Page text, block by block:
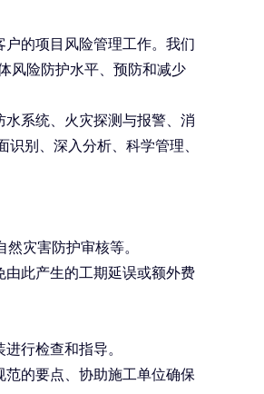
的项目风险管理工作。我们
风险防护水平、预防和减少
系统、火灾探测与报警、消
别、深入分析、科学管理、
灾害防护审核等。
此产生的工期延误或额外费
行检查和指导。
的要点、协助施工单位确保